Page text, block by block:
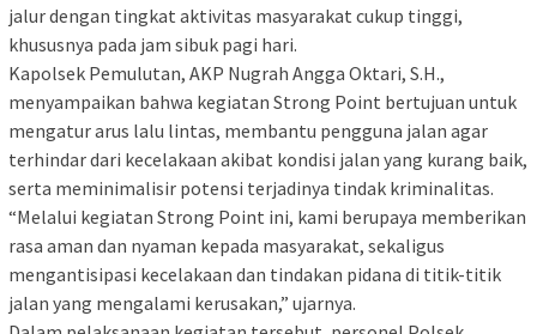
jalur dengan tingkat aktivitas masyarakat cukup tinggi,
khususnya pada jam sibuk pagi hari.
Kapolsek Pemulutan, AKP Nugrah Angga Oktari, S.H.,
menyampaikan bahwa kegiatan Strong Point bertujuan untuk
mengatur arus lalu lintas, membantu pengguna jalan agar
terhindar dari kecelakaan akibat kondisi jalan yang kurang baik,
serta meminimalisir potensi terjadinya tindak kriminalitas.
“Melalui kegiatan Strong Point ini, kami berupaya memberikan
rasa aman dan nyaman kepada masyarakat, sekaligus
mengantisipasi kecelakaan dan tindakan pidana di titik-titik
jalan yang mengalami kerusakan,” ujarnya.